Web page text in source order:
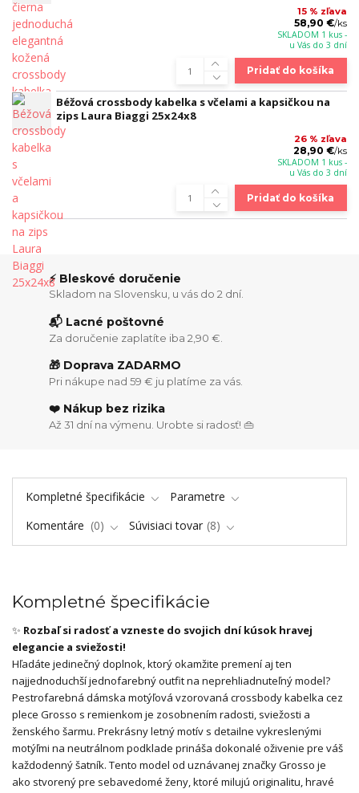
15 % zľava
58,90 €/ks
SKLADOM 1 kus -
u Vás do 3 dní
Pridať do košíka
Béžová crossbody kabelka s včelami a kapsičkou na
zips Laura Biaggi 25x24x8
26 % zľava
28,90 €/ks
SKLADOM 1 kus -
u Vás do 3 dní
Pridať do košíka
⚡ Bleskové doručenie
Skladom na Slovensku, u vás do 2 dní.
📬 Lacné poštovné
Za doručenie zaplatíte iba 2,90 €.
🎁 Doprava ZADARMO
Pri nákupe nad 59 € ju platíme za vás.
❤️ Nákup bez rizika
Až 31 dní na výmenu. Urobte si radosť! 👜
Kompletné špecifikácie
Parametre
Komentáre
0 Súvisiaci tovar 8
Kompletné špecifikácie
✨ Rozbaľ si radosť a vzneste do svojich dní kúsok hravej
elegancie a sviežosti!
Hľadáte jedinečný doplnok, ktorý okamžite premení aj ten
najjednoduchší jednofarebný outfit na neprehliadnuteľný model?
Pestrofarebná dámska motýľová vzorovaná crossbody kabelka cez
plece Grosso s remienkom je zosobnením radosti, sviežosti a
ženského šarmu. Prekrásny letný motív s detailne vykreslenými
motýľmi na neutrálnom podklade prináša dokonalé oživenie pre váš
každodenný šatník. Tento model od uznávanej značky Grosso je
ako stvorený pre sebavedomé ženy, ktoré milujú originalitu, hravé